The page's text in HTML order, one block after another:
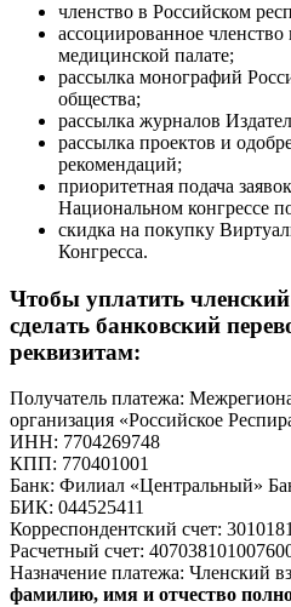
членство в Российском
ассоциированное
медицинской палате;
рассылка монографий
общества;
рассылка журналов
рассылка проектов и
рекомендаций;
приоритетная подача
Национальном конгрессе
скидка на покупку
Конгресса.
Чтобы уплатить
сделать банковский
реквизитам:
Получатель платежа:
организация «Российское
ИНН: 7704269748
КПП: 770401001
Банк: Филиал «Центральный»
БИК: 044525411
Корреспондентский счет:
Расчетный счет:
Назначение платежа: Членский
фамилию, имя и отчество